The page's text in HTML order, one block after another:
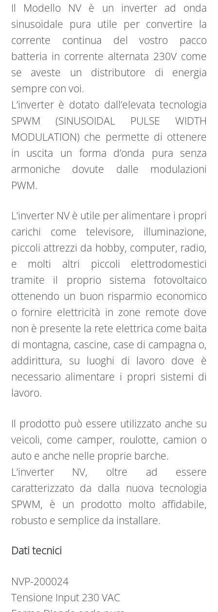
Il Modello NV è un inverter ad onda
sinusoidale pura utile per convertire la
corrente continua del vostro pacco
batteria in corrente alternata 230V come
se aveste un distributore di energia
sempre con voi.
L’inverter è dotato dall’elevata tecnologia
SPWM (SINUSOIDAL PULSE WIDTH
MODULATION) che permette di ottenere
in uscita un forma d’onda pura senza
armoniche dovute dalle modulazioni
PWM.
L’inverter NV è utile per alimentare i propri
carichi come televisore, illuminazione,
piccoli attrezzi da hobby, computer, radio,
e molti altri piccoli elettrodomestici
tramite il proprio sistema fotovoltaico
ottenendo un buon risparmio economico
o fornire elettricità in zone remote dove
non è presente la rete elettrica come baita
di montagna, cascine, case di campagna o,
addirittura, su luoghi di lavoro dove è
necessario alimentare i propri sistemi di
lavoro.
Il prodotto può essere utilizzato anche su
veicoli, come camper, roulotte, camion o
auto e anche nelle proprie barche.
L’inverter NV, oltre ad essere
caratterizzato da dalla nuova tecnologia
SPWM, è un prodotto molto affidabile,
robusto e semplice da installare.
Dati tecnici
NVP-200024
Tensione Input 230 VAC